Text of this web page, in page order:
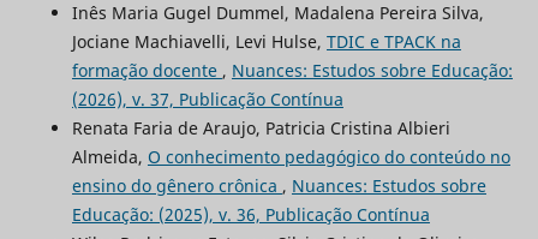
Inês Maria Gugel Dummel, Madalena Pereira Silva,
Jociane Machiavelli, Levi Hulse, TDIC e TPACK na
formação docente , Nuances: Estudos sobre Educação:
(2026), v. 37, Publicação Contínua
Renata Faria de Araujo, Patricia Cristina Albieri
Almeida, O conhecimento pedagógico do conteúdo no
ensino do gênero crônica , Nuances: Estudos sobre
Educação: (2025), v. 36, Publicação Contínua